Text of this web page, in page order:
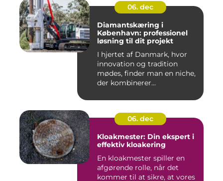
06. dec
Diamantskæring i
København: professionel
løsning til dit projekt
I hjertet af Danmark, hvor
innovation og tradition
mødes, finder man en niche,
der kombinerer...
06. dec
Kloakmester: Din ekspert i
effektiv kloakering
En kloakmester spiller en
afgørende rolle, når det
kommer til at sikre, at vores